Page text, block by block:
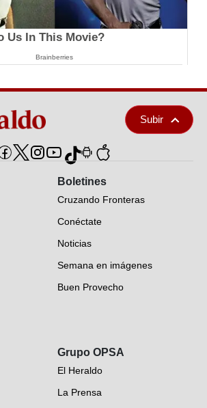
Us In This Movie?
Brainberries
Subir
Boletines
Cruzando Fronteras
Conéctate
Noticias
Semana en imágenes
Buen Provecho
Grupo OPSA
El Heraldo
La Prensa